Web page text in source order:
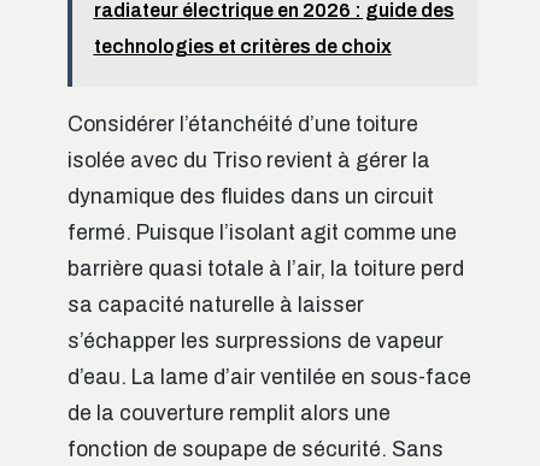
radiateur électrique en 2026 : guide des
technologies et critères de choix
Considérer l’étanchéité d’une toiture
isolée avec du Triso revient à gérer la
dynamique des fluides dans un circuit
fermé. Puisque l’isolant agit comme une
barrière quasi totale à l’air, la toiture perd
sa capacité naturelle à laisser
s’échapper les surpressions de vapeur
d’eau. La lame d’air ventilée en sous-face
de la couverture remplit alors une
fonction de soupape de sécurité. Sans